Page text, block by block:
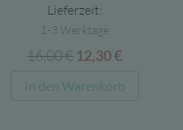
Lieferzeit:
1-3 Werktage
16,00€ Ursprünglicher
Preis
war:
12,30€
Preis
ist:
In den Warenkorb